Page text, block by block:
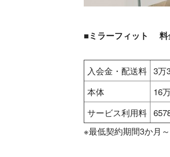
■ミラーフィット 料
入会金・配送料 3万
本体
16
サービス利用料
※最低契約期間3か月